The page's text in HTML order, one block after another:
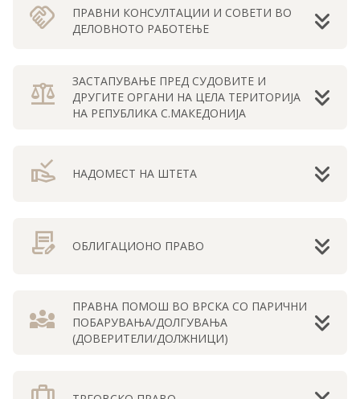
handshake
ПРАВНИ КОНСУЛТАЦИИ И СОВЕТИ ВО
ДЕЛОВНОТО РАБОТЕЊЕ
balance
ЗАСТАПУВАЊЕ ПРЕД СУДОВИТЕ И
ДРУГИТЕ ОРГАНИ НА ЦЕЛА ТЕРИТОРИЈА
НА РЕПУБЛИКА С.МАКЕДОНИЈА
approval_delegation НАДОМЕСТ НА ШТЕТА
contract_edit ОБЛИГАЦИОНО ПРАВО
diversity_3
ПРАВНА ПОМОШ ВО ВРСКА СО ПАРИЧНИ
ПОБАРУВАЊА/ДОЛГУВАЊА
(ДОВЕРИТЕЛИ/ДОЛЖНИЦИ)